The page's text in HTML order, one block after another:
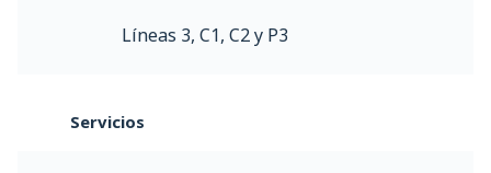
Líneas 3, C1, C2 y P3
Servicios